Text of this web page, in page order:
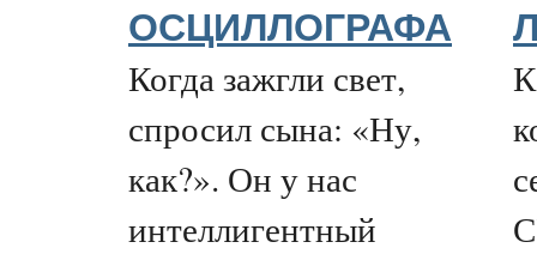
ОСЦИЛЛОГРАФА
Когда зажгли свет,
спросил сына: «Ну,
как?». Он у нас
интеллигентный